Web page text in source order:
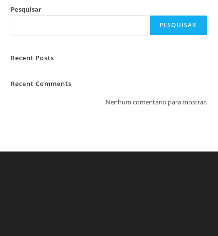
Pesquisar
PESQUISAR
Recent Posts
Recent Comments
Nenhum comentário para mostrar.